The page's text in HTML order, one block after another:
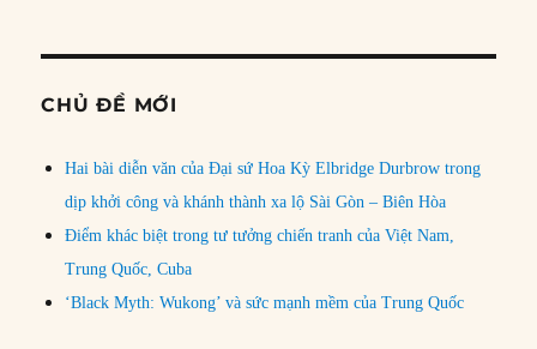
CHỦ ĐỀ MỚI
Hai bài diễn văn của Đại sứ Hoa Kỳ Elbridge Durbrow trong
dịp khởi công và khánh thành xa lộ Sài Gòn – Biên Hòa
Điểm khác biệt trong tư tưởng chiến tranh của Việt Nam,
Trung Quốc, Cuba
‘Black Myth: Wukong’ và sức mạnh mềm của Trung Quốc